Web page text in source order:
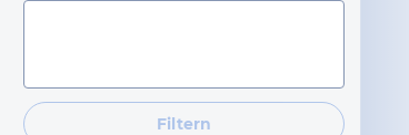
Filtern